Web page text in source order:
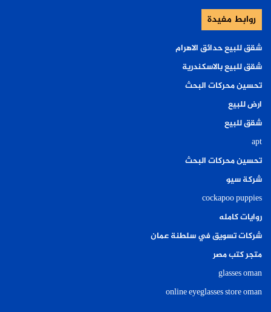
روابط مفيدة
شقق للبيع حدائق الاهرام
شقق للبيع بالاسكندرية
تحسين محركات البحث
ارض للبيع
شقق للبيع
apt
تحسين محركات البحث
شركة سيو
cockapoo puppies
روايات كامله
شركات تسويق في سلطنة عمان
متجر كتب مصر
glasses oman
online eyeglasses store oman